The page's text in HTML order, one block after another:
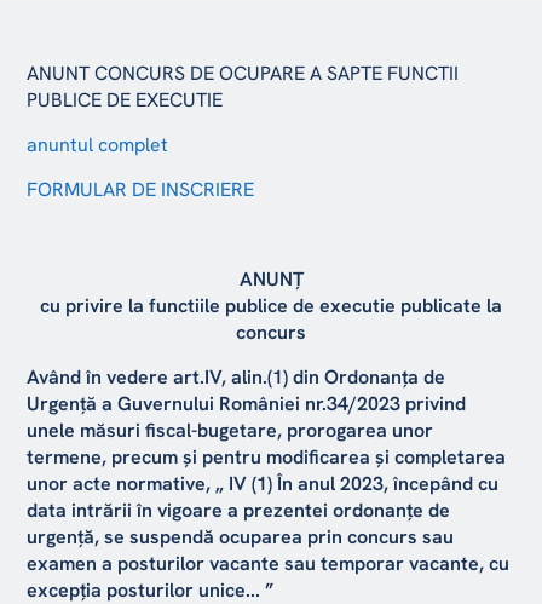
ANUNT CONCURS DE OCUPARE A SAPTE FUNCTII
PUBLICE DE EXECUTIE
anuntul complet
FORMULAR DE INSCRIERE
ANUNȚ
cu privire la functiile publice de executie publicate la
concurs
Având în vedere art.IV, alin.(1) din Ordonanța de
Urgență a Guvernului României nr.34/2023 privind
unele măsuri fiscal-bugetare, prorogarea unor
termene, precum și pentru modificarea și completarea
unor acte normative, „ IV (1) În anul 2023, începând cu
data intrării în vigoare a prezentei ordonanțe de
urgență, se suspendă ocuparea prin concurs sau
examen a posturilor vacante sau temporar vacante, cu
excepția posturilor unice... ”